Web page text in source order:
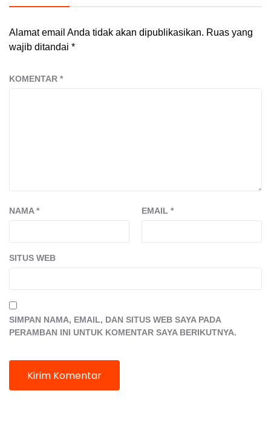
Alamat email Anda tidak akan dipublikasikan. Ruas yang
wajib ditandai *
KOMENTAR *
NAMA* EMAIL *
SITUS WEB
SIMPAN NAMA, EMAIL, DAN SITUS WEB SAYA PADA
PERAMBAN INI UNTUK KOMENTAR SAYA BERIKUTNYA.